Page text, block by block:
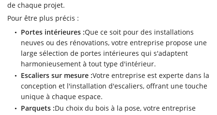
réalisations
Vidéos
Avis
Contact
Inscription
Rejoignez-
de chaque projet.
Pour être plus précis :
Portes intérieures :Que ce soit pour des installations
neuves ou des rénovations, votre entreprise propose une
large sélection de portes intérieures qui s'adaptent
harmonieusement à tout type d'intérieur.
Escaliers sur mesure :Votre entreprise est experte dans la
conception et l'installation d'escaliers, offrant une touche
unique à chaque espace.
Parquets :Du choix du bois à la pose, votre entreprise